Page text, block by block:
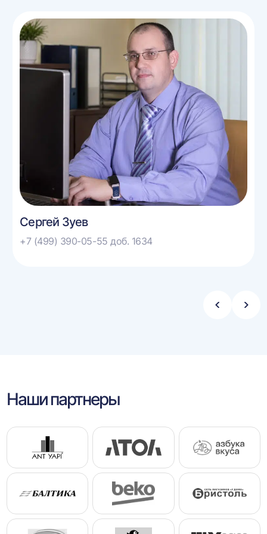
Сергей Зуев
+7 (499) 390-05-55 доб. 1634
Стрелка
Наши партнеры